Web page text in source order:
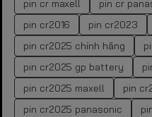
pin cr maxell pin cr
pin cr2016
pin cr2023
pin cr2025 chính hãng
pin cr2025 gp battery
pin cr2025 maxell
pin
pin cr2025 panasonic